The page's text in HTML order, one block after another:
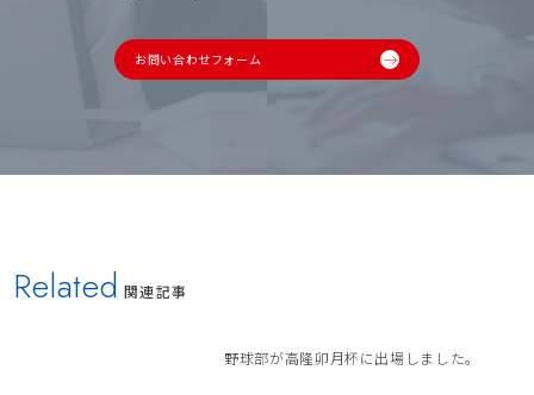
お問い合わせフォーム
Related 関連記事
野球部が高隆卯月杯に出場しました。